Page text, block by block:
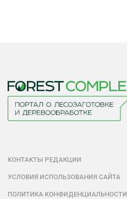
КОНТАКТЫ РЕДАКЦИИ
УСЛОВИЯ ИСПОЛЬЗОВАНИЯ САЙТА
ПОЛИТИКА КОНФИДЕНЦИАЛЬНОСТИ